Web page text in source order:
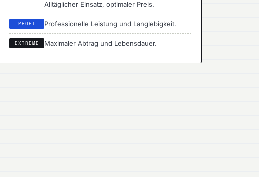
Alltäglicher Einsatz, optimaler Preis.
PROFI Professionelle Leistung und Langlebigkeit.
EXTREME Maximaler Abtrag und Lebensdauer.